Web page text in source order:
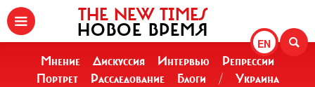
EN
THE NEW TIMES
НОВОЕ ВРЕМЯ
Мнение Дискуссия Интервью
Репрессии
Портрет
Расследование Блоги /
Украина